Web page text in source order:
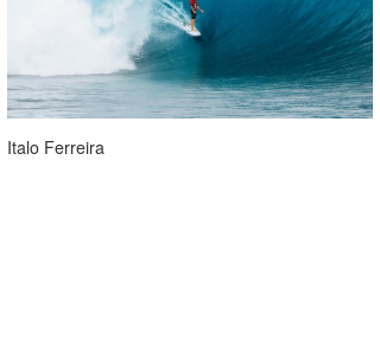
Italo Ferreira